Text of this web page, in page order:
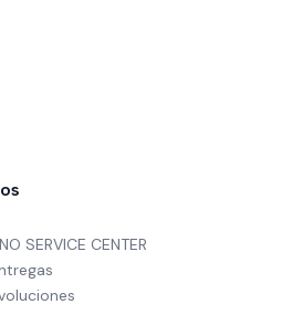
SERVICE CENTER